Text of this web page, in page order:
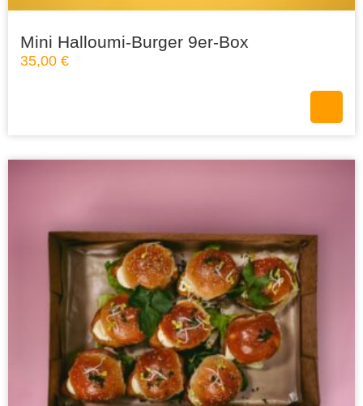
Mini Halloumi-Burger 9er-Box
35,00 €